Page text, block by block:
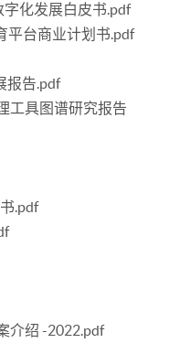
化发展白皮书.pdf
平台商业计划书.pdf
报告.pdf
工具图谱研究报告
.pdf
介绍 -2022.pdf